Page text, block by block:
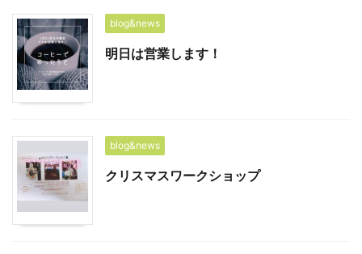
blog&news
明日は営業します！
blog&news
クリスマスワークショップ